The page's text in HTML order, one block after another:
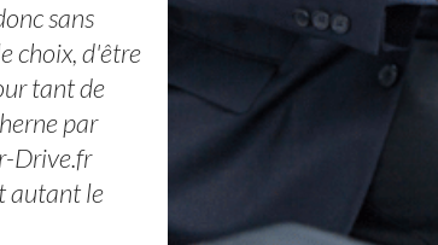
sans
choix, d'être
tant de
par
Drive.fr
autant le